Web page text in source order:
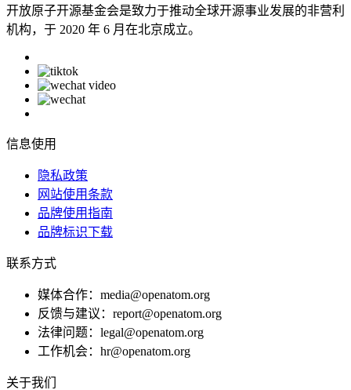
开放原子开源基金会是致力于推动全球开源事业发展的非营利
机构，于 2020 年 6 月在北京成立。
信息使用
隐私政策
网站使用条款
品牌使用指南
品牌标识下载
联系方式
媒体合作：media@openatom.org
反馈与建议：report@openatom.org
法律问题：legal@openatom.org
工作机会：hr@openatom.org
关于我们